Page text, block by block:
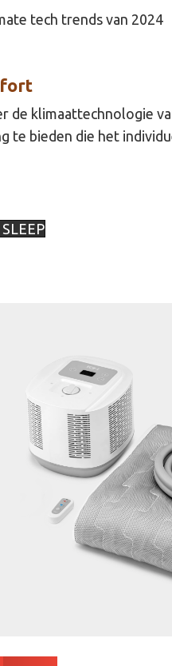
tech trends van 2024
de klimaattechnologie
te bieden die het